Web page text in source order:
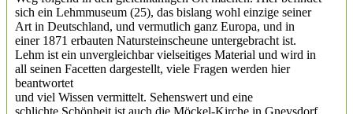
sich ein Lehmmuseum (25), das bislang wohl einzige seiner
Art in Deutschland, und vermutlich ganz Europa, und in
einer 1871 erbauten Natursteinscheune untergebracht ist.
Lehm ist ein unvergleichbar vielseitiges Material und wird in
all seinen Facetten dargestellt, viele Fragen werden hier
beantwortet
und viel Wissen vermittelt. Sehenswert und eine
schlichte Schönheit ist auch die Möckel-Kirche in Gnevsdorf,